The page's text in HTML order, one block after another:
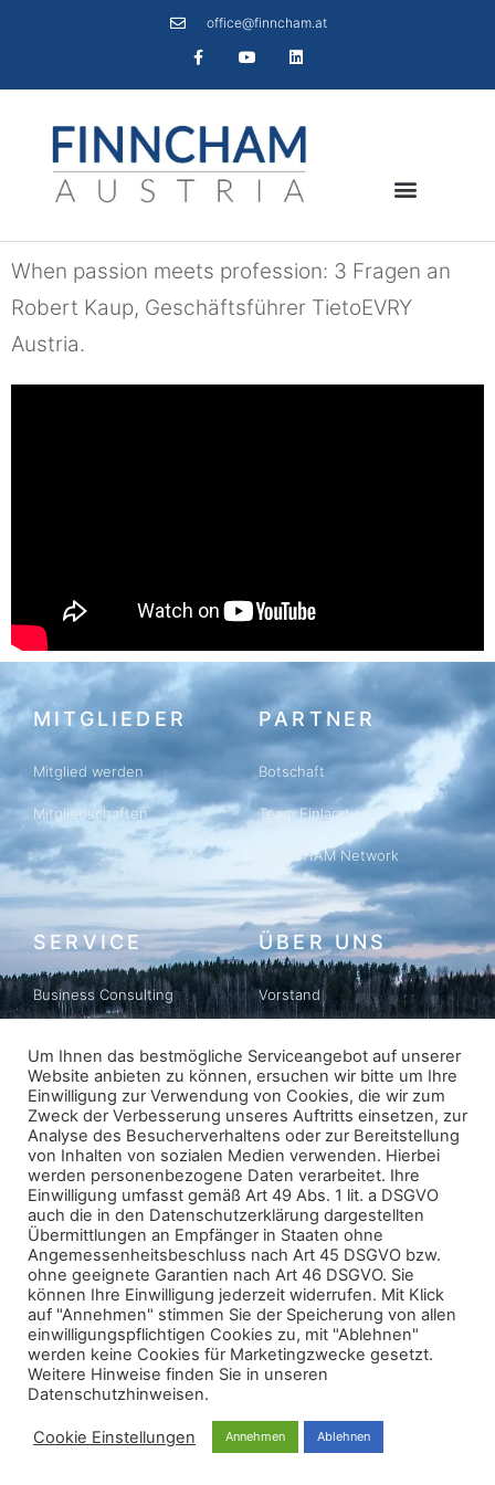
office@finncham.at
When passion meets profession: 3 Fragen an
Robert Kaup, Geschäftsführer TietoEVRY
Austria.
MITGLIEDER
Mitglied werden
Mitgliedschaften
PARTNER
Botschaft
Team Finland
FINNCHAM Network
SERVICE
Business Consulting
Newsletter
ÜBER UNS
Vorstand
Datenschutz
Impressum
ABONNIEREN
© 2026 - FINNCHAM Austria
All rights reserved
poweredbylawvision​​
Um Ihnen das bestmögliche Serviceangebot auf unserer
Website anbieten zu können, ersuchen wir bitte um Ihre
Einwilligung zur Verwendung von Cookies, die wir zum
Zweck der Verbesserung unseres Auftritts einsetzen, zur
Analyse des Besucherverhaltens oder zur Bereitstellung
von Inhalten von sozialen Medien verwenden. Hierbei
werden personenbezogene Daten verarbeitet. Ihre
Einwilligung umfasst gemäß Art 49 Abs. 1 lit. a DSGVO
auch die in den Datenschutzerklärung dargestellten
Übermittlungen an Empfänger in Staaten ohne
Angemessenheitsbeschluss nach Art 45 DSGVO bzw.
ohne geeignete Garantien nach Art 46 DSGVO. Sie
können Ihre Einwilligung jederzeit widerrufen. Mit Klick
auf "Annehmen" stimmen Sie der Speicherung von allen
einwilligungspflichtigen Cookies zu, mit "Ablehnen"
werden keine Cookies für Marketingzwecke gesetzt.
Weitere Hinweise finden Sie in unseren
Datenschutzhinweisen.
Cookie Einstellungen Annehmen Ablehnen